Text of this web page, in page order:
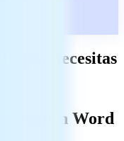
que necesitas
como en Word